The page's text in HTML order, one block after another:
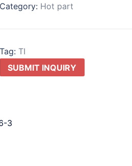
Category: Hot part
Tag: TI
SUBMIT INQUIRY
3